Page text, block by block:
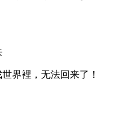
界裡，无法回来了！